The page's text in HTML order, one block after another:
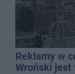
Reklamy w
Wroński jest